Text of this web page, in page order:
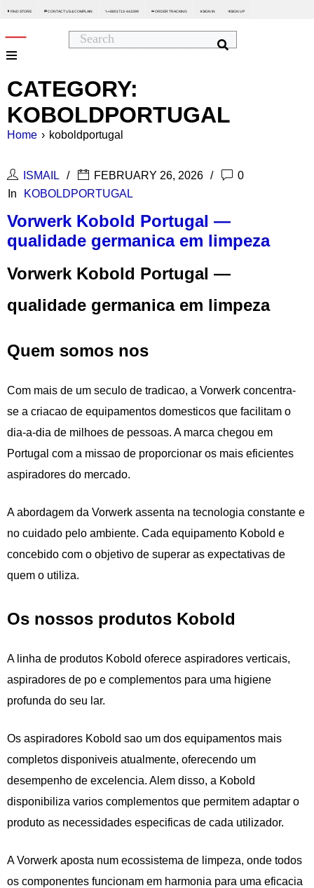
 FIND STORE  CONTACT US & COMPLAIN +8801713-443399  ORDER TRACKING  SIGN IN SIGN UP
CATEGORY:
KOBOLDPORTUGAL
Home › koboldportugal
ISMAIL FEBRUARY 26, 2026
0
In
KOBOLDPORTUGAL
Vorwerk Kobold Portugal —
qualidade germanica em limpeza
Vorwerk Kobold Portugal —
qualidade germanica em limpeza
Quem somos nos
Com mais de um seculo de tradicao, a Vorwerk concentra-
se a criacao de equipamentos domesticos que facilitam o
dia-a-dia de milhoes de pessoas. A marca chegou em
Portugal com a missao de proporcionar os mais eficientes
aspiradores do mercado.
A abordagem da Vorwerk assenta na tecnologia constante e
no cuidado pelo ambiente. Cada equipamento Kobold e
concebido com o objetivo de superar as expectativas de
quem o utiliza.
Os nossos produtos Kobold
A linha de produtos Kobold oferece aspiradores verticais,
aspiradores de po e complementos para uma higiene
profunda do seu lar.
Os aspiradores Kobold sao um dos equipamentos mais
completos disponiveis atualmente, oferecendo um
desempenho de excelencia. Alem disso, a Kobold
disponibiliza varios complementos que permitem adaptar o
produto as necessidades especificas de cada utilizador.
A Vorwerk aposta num ecossistema de limpeza, onde todos
os componentes funcionam em harmonia para uma eficacia